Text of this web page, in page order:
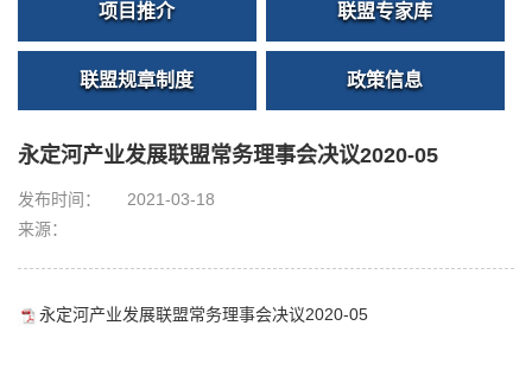
项目推介 联盟专家库
联盟规章制度 政策信息
永定河产业发展联盟常务理事会决议2020-05
发布时间：
2021-03-18
来源：
永定河产业发展联盟常务理事会决议2020-05